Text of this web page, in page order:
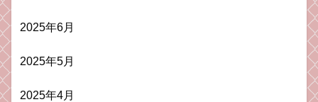
2025年6月
2025年5月
2025年4月